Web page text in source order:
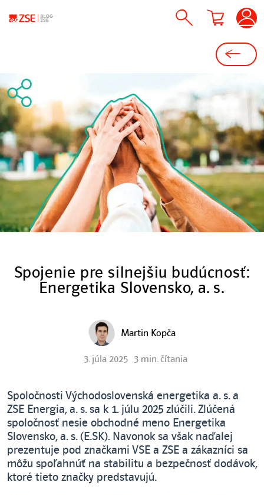
Spojenie pre silnejšiu budúcnosť:
Energetika Slovensko, a. s.
Martin Kopča
3. júla 2025 3 min. čítania
Spoločnosti Východoslovenská energetika a. s. a
ZSE Energia, a. s. sa k 1. júlu 2025 zlúčili. Zlúčená
spoločnosť nesie obchodné meno Energetika
Slovensko, a. s. (E.SK). Navonok sa však naďalej
prezentuje pod značkami VSE a ZSE a zákazníci sa
môžu spoľahnúť na stabilitu a bezpečnosť dodávok,
ktoré tieto značky predstavujú.